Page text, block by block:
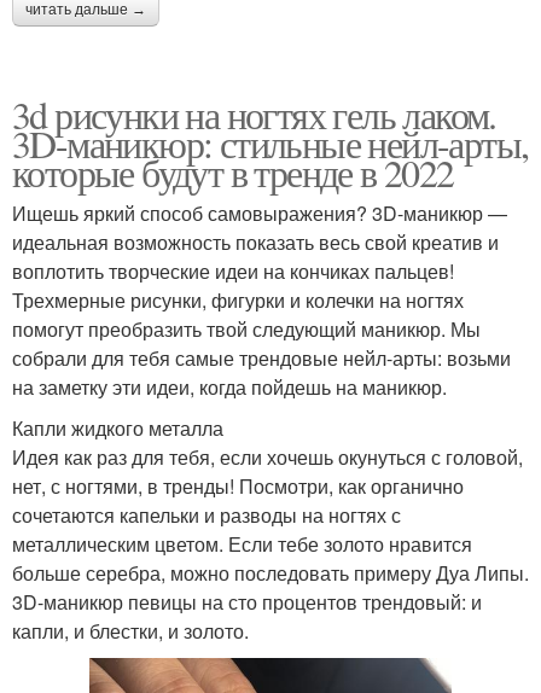
читать дальше →
3d рисунки на ногтях гель лаком.
3D-маникюр: стильные нейл-арты,
которые будут в тренде в 2022
Ищешь яркий способ самовыражения? 3D-маникюр —
идеальная возможность показать весь свой креатив и
воплотить творческие идеи на кончиках пальцев!
Трехмерные рисунки, фигурки и колечки на ногтях
помогут преобразить твой следующий маникюр. Мы
собрали для тебя самые трендовые нейл-арты: возьми
на заметку эти идеи, когда пойдешь на маникюр.
Капли жидкого металла
Идея как раз для тебя, если хочешь окунуться с головой,
нет, с ногтями, в тренды! Посмотри, как органично
сочетаются капельки и разводы на ногтях с
металлическим цветом. Если тебе золото нравится
больше серебра, можно последовать примеру Дуа Липы.
3D-маникюр певицы на сто процентов трендовый: и
капли, и блестки, и золото.